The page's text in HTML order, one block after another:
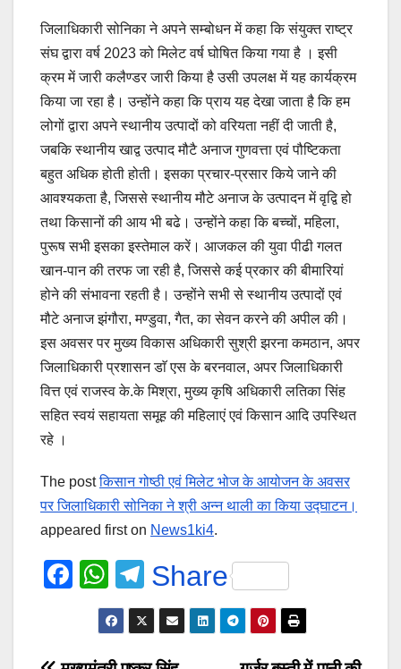
जिलाधिकारी सोनिका ने अपने सम्बोधन में कहा कि संयुक्त राष्ट्र
संघ द्वारा वर्ष 2023 को मिलेट वर्ष घोषित किया गया है । इसी
क्रम में जारी कलैण्डर जारी किया है उसी उपलक्ष में यह कार्यक्रम
किया जा रहा है। उन्होंने कहा कि प्राय यह देखा जाता है कि हम
लोगों द्वारा अपने स्थानीय उत्पादों को वरियता नहीं दी जाती है,
जबकि स्थानीय खाद्व उत्पाद मौटै अनाज गुणवत्ता एवं पौष्टिकता
बहुत अधिक होती होती। इसका प्रचार-प्रसार किये जाने की
आवश्यकता है, जिससे स्थानीय मौटे अनाज के उत्पादन में वृद्वि हो
तथा किसानों की आय भी बढे। उन्होंने कहा कि बच्चों, महिला,
पुरूष सभी इसका इस्तेमाल करें। आजकल की युवा पीढी गलत
खान-पान की तरफ जा रही है, जिससे कई प्रकार की बीमारियां
होने की संभावना रहती है। उन्होंने सभी से स्थानीय उत्पादों एवं
मौटे अनाज झंगौरा, मण्डुवा, गैत, का सेवन करने की अपील की।
इस अवसर पर मुख्य विकास अधिकारी सुश्री झरना कमठान, अपर
जिलाधिकारी प्रशासन डाॅ एस के बरनवाल, अपर जिलाधिकारी
वित्त एवं राजस्व के.के मिश्रा, मुख्य कृषि अधिकारी लतिका सिंह
सहित स्वयं सहायता समूह की महिलाएं एवं किसान आदि उपस्थित
रहे ।
The postकिसान गोष्ठी एवं मिलेट भोज के आयोजन के अवसर
पर जिलाधिकारी सोनिका ने श्री अन्न थाली का किया उद्घाटन।
appeared first on News1ki4.
F
e
W
h
at
s
T
el
e
gr
Share